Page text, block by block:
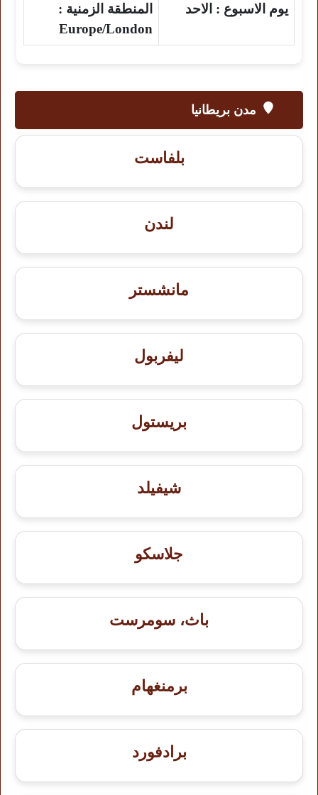
يوم الاسبوع : الاحد
المنطقة الزمنية :
Europe/London
مدن بريطانيا
بلفاست
لندن
مانشستر
ليفربول
بريستول
شيفيلد
جلاسكو
باث، سومرست
برمنغهام
برادفورد